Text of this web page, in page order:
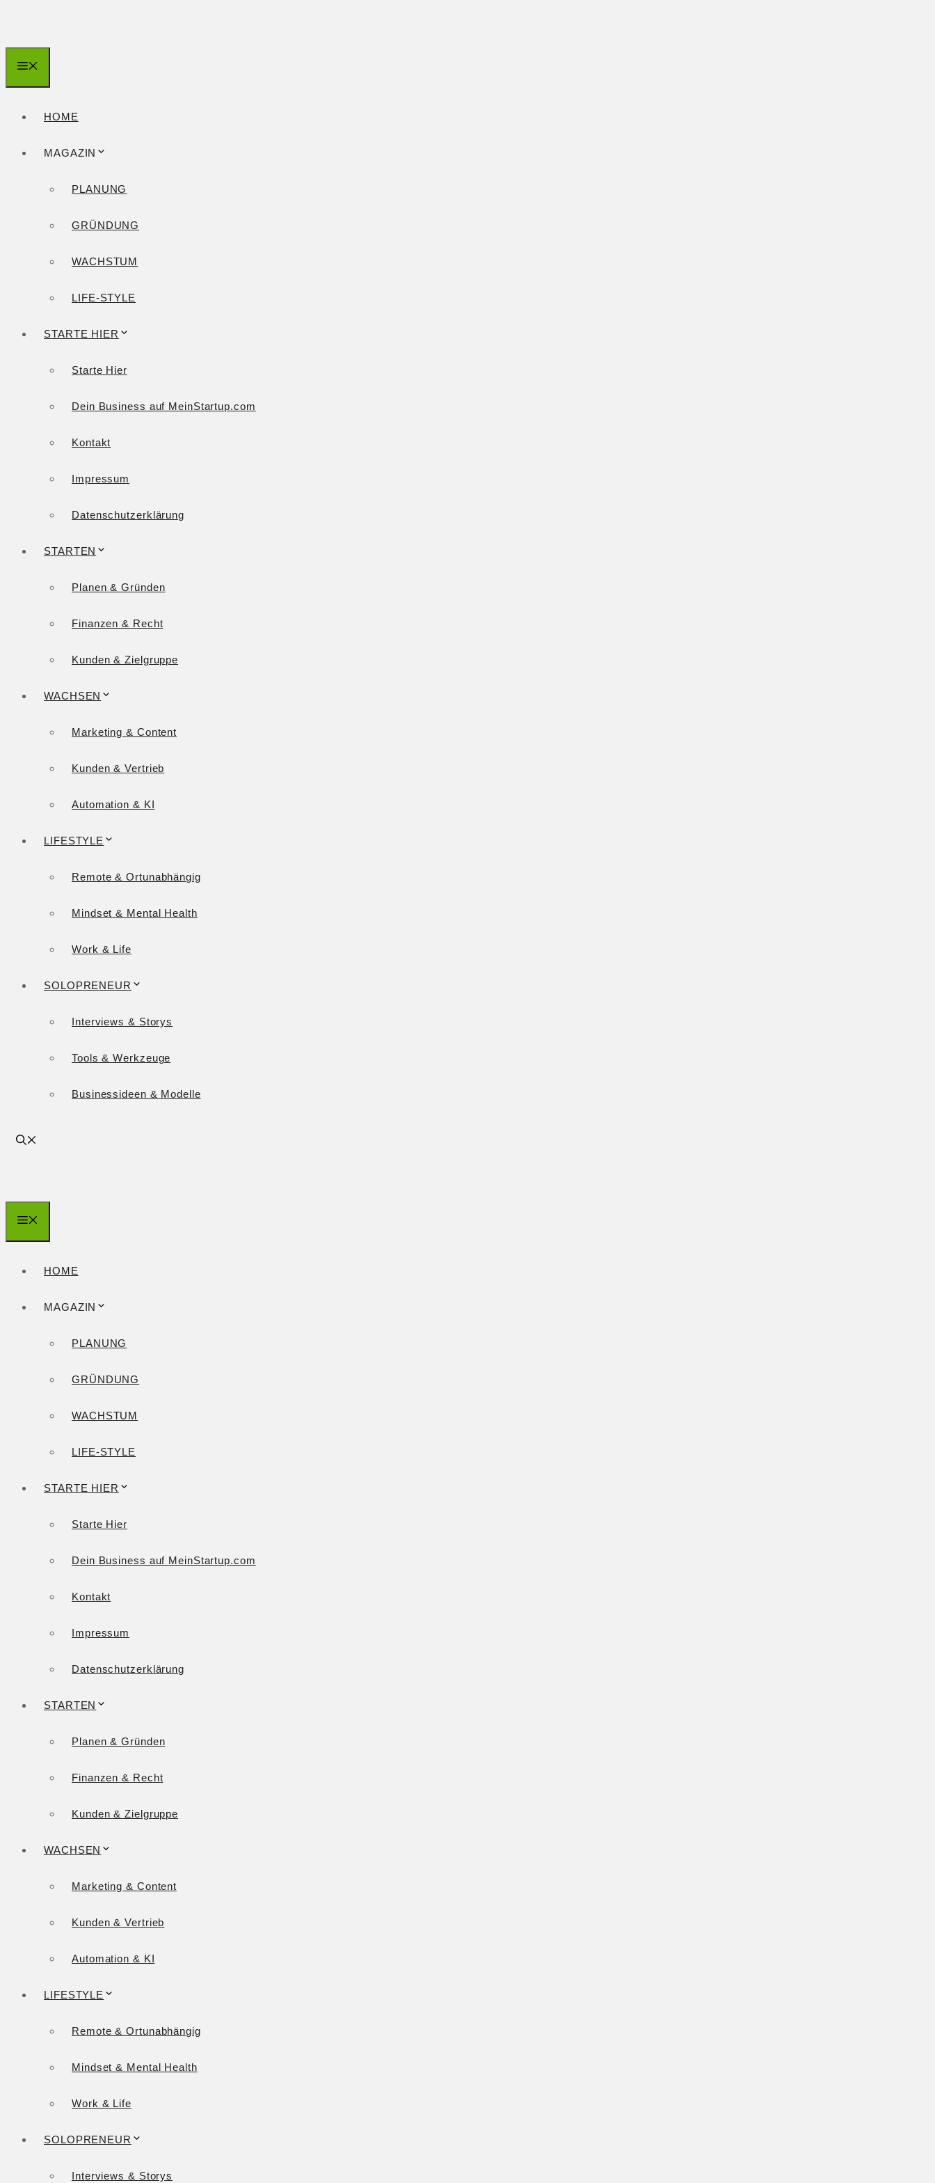
springen
HOME
MAGAZIN
PLANUNG
GRÜNDUNG
WACHSTUM
LIFE-STYLE
STARTE HIER
Starte Hier
Dein Business auf MeinStartup.com
Kontakt
Impressum
Datenschutzerklärung
STARTEN
Planen & Gründen
Finanzen & Recht
Kunden & Zielgruppe
WACHSEN
Marketing & Content
Kunden & Vertrieb
Automation & KI
LIFESTYLE
Remote & Ortunabhängig
Mindset & Mental Health
Work & Life
SOLOPRENEUR
Interviews & Storys
Tools & Werkzeuge
Businessideen & Modelle
HOME
MAGAZIN
PLANUNG
GRÜNDUNG
WACHSTUM
LIFE-STYLE
STARTE HIER
Starte Hier
Dein Business auf MeinStartup.com
Kontakt
Impressum
Datenschutzerklärung
STARTEN
Planen & Gründen
Finanzen & Recht
Kunden & Zielgruppe
WACHSEN
Marketing & Content
Kunden & Vertrieb
Automation & KI
LIFESTYLE
Remote & Ortunabhängig
Mindset & Mental Health
Work & Life
SOLOPRENEUR
Interviews & Storys